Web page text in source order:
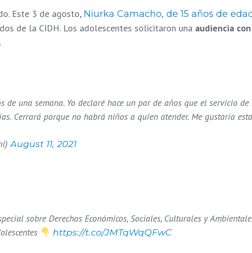
Este 3 de agosto, Niurka Camacho, de 15 años de
de la CIDH. Los adolescentes solicitaron una audiencia
de una semana. Yo declaré hace un par de años que el servicio
Cerrará porque no habrá niños a quien atender. Me gustaría
August 11, 2021
sobre Derechos Económicos, Sociales, Culturales y
https://t.co/JMTqWqQFwC